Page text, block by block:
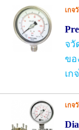
เกจ
จวั
ขอ
เก
เกจ